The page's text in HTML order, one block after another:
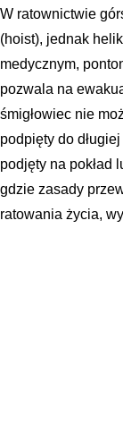
W ratownictwie
(hoist), jednak
medycznym,
pozwala na
śmigłowiec nie
podpięty do
podjęty na pokład
gdzie zasady
ratowania życia,